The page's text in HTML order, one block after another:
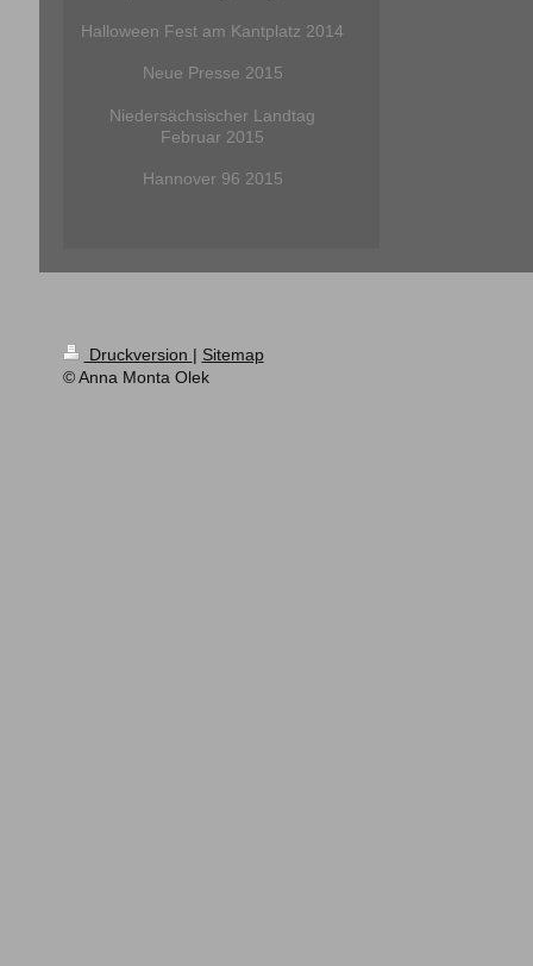
Halloween Fest am Kantplatz 2014
Neue Presse 2015
Niedersächsischer Landtag
Februar 2015
Hannover 96 2015
Druckversion | Sitemap
© Anna Monta Olek